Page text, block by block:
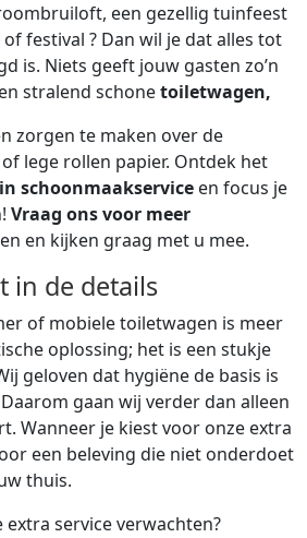
een gezellig tuinfeest
festival ? Dan wil je dat alles tot
is. Niets geeft jouw gasten zo’n
stralend schonetoiletwagen,
zorgen te maken over de
lege rollen papier. Ontdek het
schoonmaakservice en focus je
Vraag ons voor meer
en kijken graag met u mee.
in de details
of mobiele toiletwagen is meer
oplossing; het is een stukje
geloven dat hygiëne de basis is
gaan wij verder dan alleen
Wanneer je kiest voor onze extra
een beleving die niet onderdoet
thuis.
extra service verwachten?